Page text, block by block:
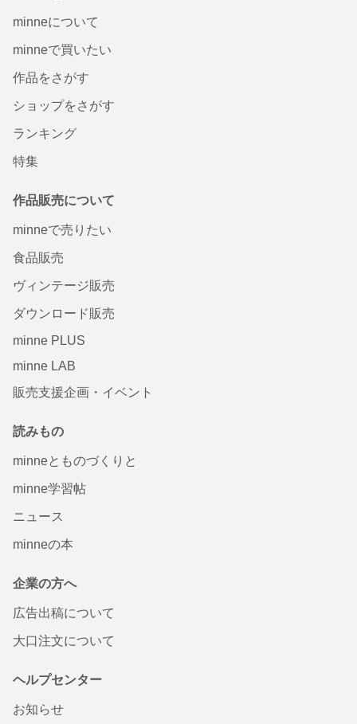
minneについて
minneで買いたい
作品をさがす
ショップをさがす
ランキング
特集
作品販売について
minneで売りたい
食品販売
ヴィンテージ販売
ダウンロード販売
minne PLUS
minne LAB
販売支援企画・イベント
読みもの
minneとものづくりと
minne学習帖
ニュース
minneの本
企業の方へ
広告出稿について
大口注文について
ヘルプセンター
お知らせ